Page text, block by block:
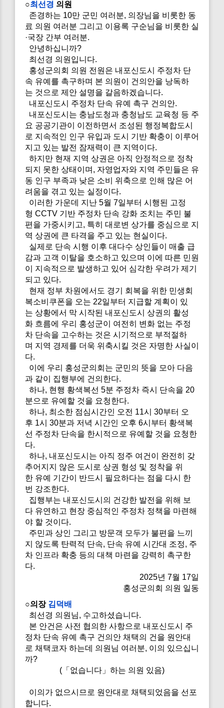
○최선경 의원
존경하는 10만 군민 여러분, 의장님을 비롯한 동
료 의원 여러분 그리고 이용록 구순님을 비롯한 실
·국장 간부 여러분.
안녕하십니까?
최선경 의원입니다.
홍성군의회 의원 전원은 내포신도시 주정차 단
속 유예를 촉구하며 본 의원이 건의안을 낭독하
는 것으로 제안 설명을 갈음하겠습니다.
내포신도시 주정차 단속 유예 촉구 건의안.
내포신도시는 충남도청과 충청남도 교육청 등 주
요 공공기관이 이전하면서 조성된 행정복합도시
로 지속적인 인구 유입과 도시 기반 확충이 이루어
지고 있는 발전 잠재력이 큰 지역이다.
하지만 현재 지역 상권은 아직 안정적으로 정착
되지 못한 상태이며, 자영업자와 지역 주민들은 유
동 인구 부족과 낮은 소비 위축으로 인해 많은 어
려움을 겪고 있는 실정이다.
이러한 가운데 지난 5월 7일부터 시행된 고정
형 CCTV 기반 주정차 단속 강화 조치는 주민 불
편을 가중시키고, 특히 대로변 상가를 중심으로 지
역 상권에 큰 타격을 주고 있는 현실이다.
실제로 단속 시행 이후 대다수 상인들이 매출 급
감과 고객 이탈을 호소하고 있으며 이에 따른 민원
이 지속적으로 발생하고 있어 심각한 우려가 제기
되고 있다.
현재 정부 차원에서도 경기 회복을 위한 민생회
복소비쿠폰을 오는 22일부터 지급할 계획이 있
는 상황에서 막 시작된 내포신도시 상권의 활성
화 흐름에 우리 홍성군이 여전히 변화 없는 주정
차 단속을 고수하는 것은 시기적으로 부적절하
며 지역 경제를 더욱 위축시킬 것은 자명한 사실이
다.
이에 우리 홍성군의회는 군민의 뜻을 모아 다음
과 같이 집행부에 건의한다.
하나, 현행 황색복선 5분 주정차 즉시 단속을 20
분으로 유예할 것을 요청한다.
하나, 최소한 점심시간인 오전 11시 30부터 오
후 1시 30분과 저녁 시간인 오후 6시부터 황색복
선 주정차 단속을 한시적으로 유예할 것을 요청한
다.
하나, 내포신도시는 아직 정주 여건이 완전히 갖
추어지지 않은 도시로 상권 형성 및 정착을 위
한 유예 기간이 반드시 필요하다는 점을 다시 한
번 강조한다.
집행부는 내포신도시의 건강한 발전을 위해 보
다 유연하고 현장 중심적인 주정차 정책을 마련해
야 할 것이다.
주민과 상인 그리고 방문객 모두가 불편을 느끼
지 않도록 탄력적 단속, 단속 유예 시간대 조정, 주
차 인프라 확충 등의 대책 마련을 강력히 촉구한
다.
2025년 7월 17일
홍성군의회 의원 일동
○의장 김덕배
최선경 의원님, 수고하셨습니다.
본 안건은 사전 협의한 사항으로 내포신도시 주
정차 단속 유예 촉구 건의안 채택의 건을 원안대
로 채택코자 하는데 의원님 여러분, 이의 있으십니
까?
(「없습니다」하는 의원 있음)
이의가 없으시므로 원안대로 채택되었음을 선포
합니다.